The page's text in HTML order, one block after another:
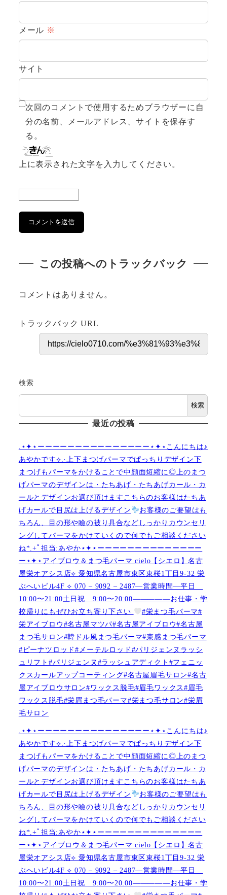
メール ※
サイト
次回のコメントで使用するためブラウザーに自
分の名前、メールアドレス、サイトを保存す
る。
上に表示された文字を入力してください。
この投稿へのトラックバック
コメントはありません。
トラックバック URL
検索
検索
最近の投稿
.⋆✦⋆ーーーーーーーーーーーーーーー⋆✦⋆こんにちは♪
あやかです︎⟡.·上下まつげパーマでぱっちりデザイン下
まつげもパーマをかけることで中顔面短縮に◎上のまつ
げパーマのデザインは・たちあげ・たちあげカール・カ
ールとデザインお選び頂けますこちらのお客様はたちあ
げカールで目尻は上げるデザイン
お客様のご要望はも
ちろん、目の形や瞼の被り具合などしっかりカウンセリ
ングしてパーマをかけていくので何でもご相談ください
ね︎︎︎*.+ﾟ担当:あやか⋆✦⋆ーーーーーーーーーーーーーー
ー⋆✦⋆アイブロウ＆まつ毛パーマ cielo【シエロ】名古
屋栄オアシス店︎︎⟡ 愛知県名古屋市東区東桜1丁目9-32 栄
ぶへいビル4F ︎︎⟡ 070 – 9092 – 2487—営業時間—平日
10:00〜21:00土日祝 9:00〜20:00—————お仕事・学
校帰りにもぜひお立ち寄り下さい
#栄まつ毛パーマ#
栄アイブロウ#名古屋マツパ#名古屋アイブロウ#名古屋
まつ毛サロン#韓ドル風まつ毛パーマ#束感まつ毛パーマ
#ピーナツロッド#メーテルロッド#パリジェンヌラッシ
ュリフト#パリジェンヌ#ラッシュアディクト#フェニッ
クスカールアップコーティング#名古屋眉毛サロン#名古
屋アイブロウサロン#ワックス脱毛#眉毛ワックス#眉毛
ワックス脱毛#栄眉まつ毛パーマ#栄まつ毛サロン#栄眉
毛サロン
.⋆✦⋆ーーーーーーーーーーーーーーー⋆✦⋆こんにちは♪
あやかです︎⟡.·上下まつげパーマでぱっちりデザイン下
まつげもパーマをかけることで中顔面短縮に◎上のまつ
げパーマのデザインは・たちあげ・たちあげカール・カ
ールとデザインお選び頂けますこちらのお客様はたちあ
げカールで目尻は上げるデザイン
お客様のご要望はも
ちろん、目の形や瞼の被り具合などしっかりカウンセリ
ングしてパーマをかけていくので何でもご相談ください
ね︎︎︎*.+ﾟ担当:あやか⋆✦⋆ーーーーーーーーーーーーーー
ー⋆✦⋆アイブロウ＆まつ毛パーマ cielo【シエロ】名古
屋栄オアシス店︎︎⟡ 愛知県名古屋市東区東桜1丁目9-32 栄
ぶへいビル4F ︎︎⟡ 070 – 9092 – 2487—営業時間—平日
10:00〜21:00土日祝 9:00〜20:00—————お仕事・学